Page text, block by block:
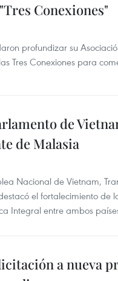
Conexiones"
profundizar su
Tres Conexiones para
de
de Malasia
Nacional de Vietnam,
el fortalecimiento de
Integral entre ambos
a nueva